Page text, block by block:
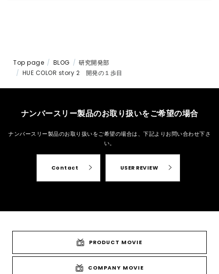
Top page BLOG
研究開発部
HUE COLOR story 2 開発の１歩目
ナンバースリー製品のお取り扱いをご希望の場合
ナンバースリー製品のお取り扱いをご希望の場合は、 下記よりお問い合わせ下さ
い。
Contact USER REVIEW
PRODUCT MOVIE
COMPANY MOVIE